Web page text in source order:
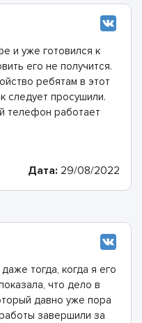
и уже готовился к
его не получится.
ребятам в этот
следует просушили.
телефон работает
Дата: 29/08/2022
тогда, когда я его
что дело в
давно уже пора
завершили за